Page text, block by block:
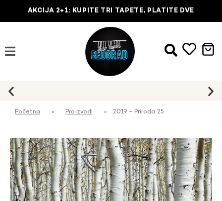
AKCIJA 2+1: KUPITE TRI TAPETE, PLATITE DVE
Početna » Proizvodi » 2019 – Priroda 25